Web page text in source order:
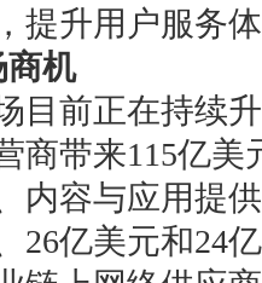
提升用户服务
商机
目前正在持续
商带来115亿
内容与应用提
26亿美元和24